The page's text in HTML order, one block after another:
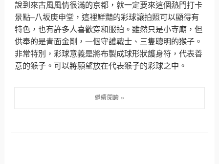
說到來古風風情很滿的京都，就一定要來這個熱門打卡
景點–八坂庚申堂，這裡鮮豔的彩球讓拍照可以顯得有
特色，也有許多人喜歡穿和服拍。雖然只是小寺廟，但
供奉的是青面金剛，一個守護戰士、三隻聰明的猴子。
非常特別，彩球意義是將布製成球形狀護身符，代表善
意的猴子。可以將願望放在代表猴子的彩球之中。